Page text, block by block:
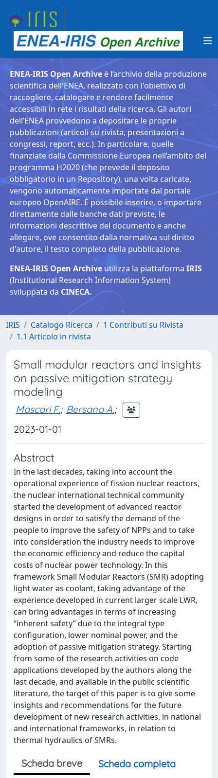
ENEA-IRIS Open Archive è l’archivio della produzione
scientifica dell'ENEA, realizzato con l'obiettivo di
raccogliere, catalogare e rendere facilmente
accessibili in rete i risultati della ricerca. Gli autori
dell’ENEA provvedono a depositare le proprie
pubblicazioni (articoli su rivista, presentazioni a
congressi, report, ecc.). In particolare, quelle
finanziate dalla Commissione Europea nell’ambito del
programma H2020 (che prevede il deposito
obbligatorio in un Repository), una volta caricate,
vengono automaticamente importate dal portale
europeo OpenAIRE. È possibile inserire, o importare
direttamente dalle banche dati previste, le
informazioni descrittive del documento e anche
allegare, ove consentito dalla normativa sul diritto
d'autore, il testo completo della pubblicazione.
ENEA-IRIS Open Archive utilizza la piattaforma IRIS
(Institutional Research Information System)
sviluppata da CINECA.
IRIS Catalogo Ricerca
1 Contributi su Rivista
1.1 Articolo in rivista
Small modular reactors and insights
on passive mitigation strategy
modeling
Mascari F.; Bersano A.;
2023-01-01
Abstract
In the last decades, taking into account the
operational experience of fission nuclear reactors,
the nuclear international technical community
started the development of advanced reactor
designs in order to satisfy the demand of the
people to improve the safety of NPPs and to take
into consideration the industry needs to improve
the economic efficiency and reduce the capital
costs of nuclear power technology. In this
framework Small Modular Reactors (SMR) adopting
light water as coolant, taking advantage of the
experience developed in current larger scale LWR,
can bring advantages in terms of increasing
“inherent safety” due to the integral type
configuration, lower nominal power, and the
adoption of passive mitigation strategy. Starting
from some of the research activities on code
applications developed by the authors along the
last decade, and available in the public scientific
literature, the target of this paper is to give some
insights and recommendations for the future
development of new research activities, in national
and international frameworks, in relation to
thermal hydraulics of SMRs.
Scheda breve
Scheda completa